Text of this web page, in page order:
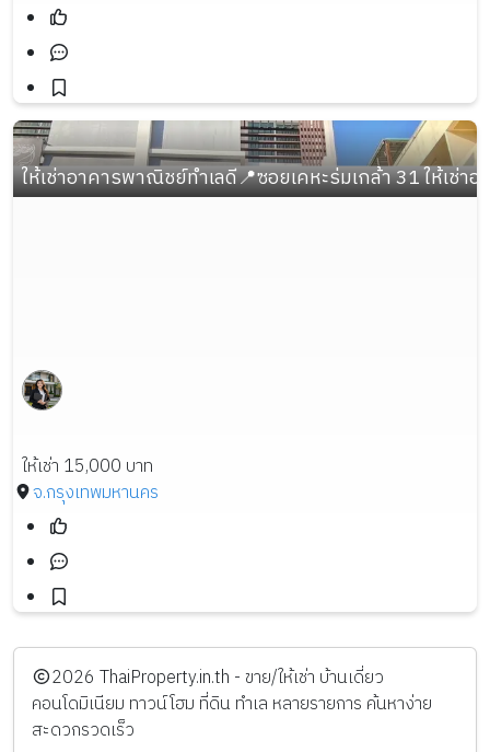
ให้เช่าอาคารพาณิชย์ทำเลดี📍ซอยเคหะร่มเกล้า 31 ให้เช่
ให้เช่า 15,000 บาท
จ.กรุงเทพมหานคร
️2026 ThaiProperty.in.th - ขาย/ให้เช่า บ้านเดี่ยว
คอนโดมิเนียม ทาวน์โฮม ที่ดิน ทำเล หลายรายการ ค้นหาง่าย
สะดวกรวดเร็ว